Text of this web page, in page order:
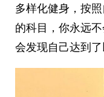
多样化健身，按
的科目，你永远
会发现自己达到了